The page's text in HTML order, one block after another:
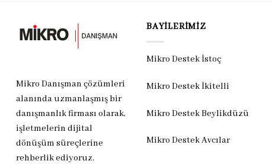
Mikro Danışman çözümleri
alanında uzmanlaşmış bir
danışmanlık firması olarak,
işletmelerin dijital
dönüşüm süreçlerine
rehberlik ediyoruz.
BAYILERIMIZ
Mikro Destek İstoç
Mikro Destek İkitelli
Mikro Destek Beylikdüzü
Mikro Destek Avcılar